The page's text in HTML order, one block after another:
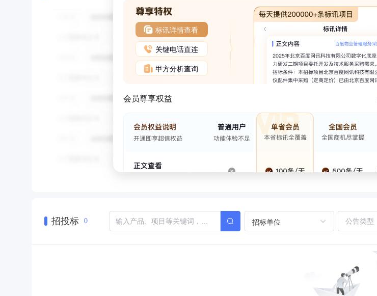
标讯详情查看
关键电话直连
甲方分析查询
会员尊享权益
招投标 0 招标单位